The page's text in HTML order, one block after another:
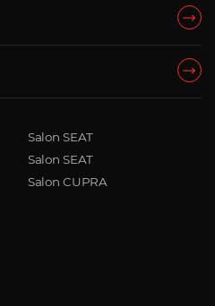
Salon SEAT
Salon SEAT
Salon CUPRA